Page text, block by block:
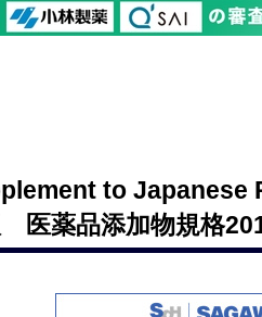
to
医薬品添加物規格